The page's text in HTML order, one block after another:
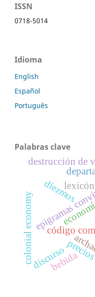
ISSN
0718-5014
Idioma
English
Español
Português
Palabras clave
epigramas
código
colonial economy diezmos
destrucción de
discurso
lexicón
bebida